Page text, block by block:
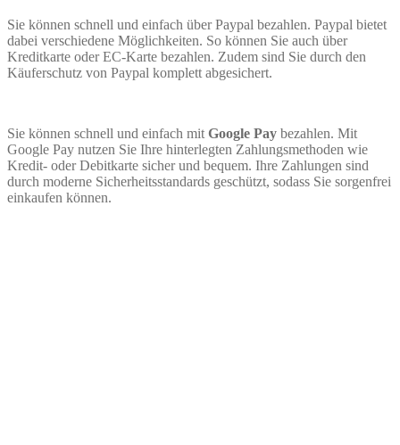
Sie können schnell und einfach über Paypal bezahlen. Paypal bietet
dabei verschiedene Möglichkeiten. So können Sie auch über
Kreditkarte oder EC-Karte bezahlen. Zudem sind Sie durch den
Käuferschutz von Paypal komplett abgesichert.
Sie können schnell und einfach mit Google Pay bezahlen. Mit
Google Pay nutzen Sie Ihre hinterlegten Zahlungsmethoden wie
Kredit- oder Debitkarte sicher und bequem. Ihre Zahlungen sind
durch moderne Sicherheitsstandards geschützt, sodass Sie sorgenfrei
einkaufen können.